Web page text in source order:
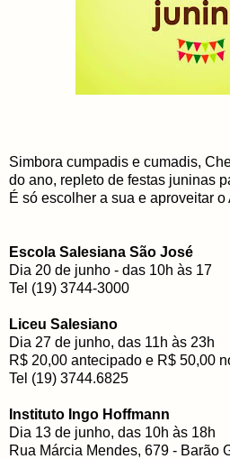
Simbora cumpadis e cumadis,
do ano, repleto de festas juninas
É só escolher a sua e aproveitar o
Escola Salesiana São José
Dia 20 de junho - das 10h às 17
Tel (19) 3744-3000
Liceu Salesiano
Dia 27 de junho, das 11h às 23h
R$ 20,00 antecipado e R$ 50,00
Tel (19) 3744.6825
Instituto Ingo Hoffmann
Dia 13 de junho, das 10h às 18h
Rua Márcia Mendes, 679 - Barão